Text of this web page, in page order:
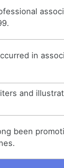
in
and
been